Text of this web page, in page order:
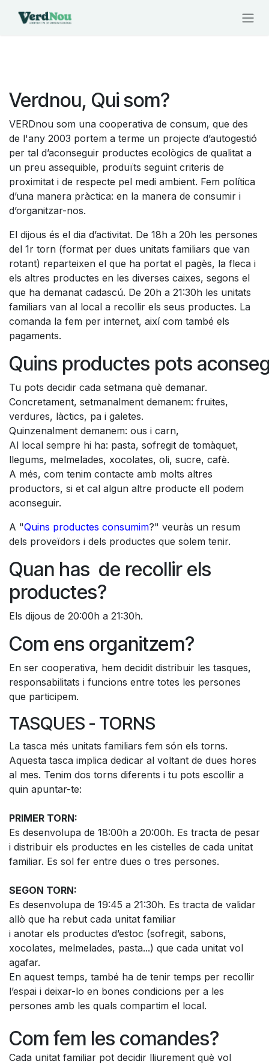
Verdnou, Qui som?
VERDnou som una cooperativa de consum, que des
de l'any 2003 portem a terme un projecte d’autogestió
per tal d’aconseguir productes ecològics de qualitat a
un preu assequible, produïts seguint criteris de
proximitat i de respecte pel medi ambient. Fem política
d’una manera pràctica: en la manera de consumir i
d’organitzar-nos.
El dijous és el dia d’activitat. De 18h a 20h les persones
del 1r torn (format per dues unitats familiars que van
rotant) reparteixen el que ha portat el pagès, la fleca i
els altres productes en les diverses caixes, segons el
que ha demanat cadascú. De 20h a 21:30h les unitats
familiars van al local a recollir els seus productes. La
comanda la fem per internet, així com també els
pagaments.
Quins productes pots
Tu pots decidir cada setmana què demanar.
Concretament, setmanalment demanem: fruites,
verdures, làctics, pa i galetes.
Quinzenalment demanem: ous i carn,
Al local sempre hi ha: pasta, sofregit de tomàquet,
llegums, melmelades, xocolates, oli, sucre, cafè.
A més, com tenim contacte amb molts altres
productors, si et cal algun altre producte ell podem
aconseguir.
A "Quins productes consumim?" veuràs un resum
dels proveïdors i dels productes que solem tenir.
Quan has de recollir els
productes?
Els dijous de 20:00h a 21:30h.
Com ens organitzem?
En ser cooperativa, hem decidit distribuir les tasques,
responsabilitats i funcions entre totes les persones
que participem.
TASQUES - TORNS
La tasca més unitats familiars fem són els torns.
Aquesta tasca implica dedicar al voltant de dues hores
al mes. Tenim dos torns diferents i tu pots escollir a
quin apuntar-te:
PRIMER TORN:
Es desenvolupa de 18:00h a 20:00h. Es tracta de pesar
i distribuir els productes en les cistelles de cada unitat
familiar. Es sol fer entre dues o tres persones.
SEGON TORN:
Es desenvolupa de 19:45 a 21:30h. Es tracta de validar
allò que ha rebut cada unitat familiar
i anotar els productes d’estoc (sofregit, sabons,
xocolates, melmelades, pasta...) que cada unitat vol
agafar.
En aquest temps, també ha de tenir temps per recollir
l’espai i deixar-lo en bones condicions per a les
persones amb les quals compartim el local.
Com fem les comandes?
Cada unitat familiar pot decidir lliurement què vol